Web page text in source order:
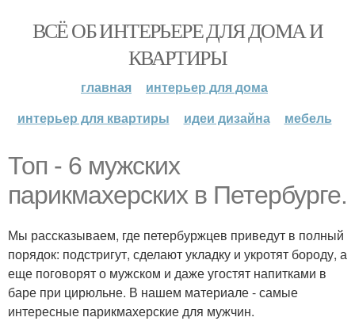
ВСЁ ОБ ИНТЕРЬЕРЕ ДЛЯ ДОМА И
КВАРТИРЫ
главная
интерьер для дома
интерьер для квартиры
идеи дизайна мебель
Топ - 6 мужских
парикмахерских в Петербурге.
Мы рассказываем, где петербуржцев приведут в полный
порядок: подстригут, сделают укладку и укротят бороду, а
еще поговорят о мужском и даже угостят напитками в
баре при цирюльне. В нашем материале - самые
интересные парикмахерские для мужчин.